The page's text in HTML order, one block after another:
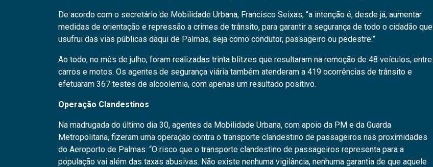
De acordo com o secretário de Mobilidade Urbana, Francisco Seixas, “a intenção é, desde já, aumentar
medidas de orientação e repressão a crimes de trânsito, para garantir a segurança de todo o cidadão que
usufrui das vias públicas daqui de Palmas, seja como condutor, passageiro ou pedestre.”
Ao todo, no mês de julho, foram realizadas trinta blitzes que resultaram na remoção de 48 veículos, entre
carros e motos. Os agentes de segurança viária também atenderam a 419 ocorrências de trânsito e
efetuaram 367 testes de alcoolemia, com apenas um resultado positivo.
Operação Clandestinos
Na madrugada do último dia 30, agentes da Mobilidade Urbana, com apoio da PM e da Guarda
Metropolitana, fizeram uma operação contra o transporte clandestino de passageiros nas proximidades
do Aeroporto de Palmas. “O risco que o transporte clandestino de passageiros representa para a
população vai além das taxas abusivas. Não existe nenhuma vigilância, nenhuma garantia de que aquele